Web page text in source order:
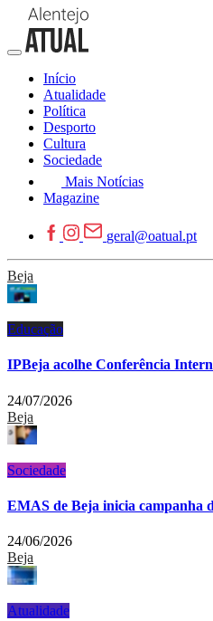
Início
Atualidade
Política
Desporto
Cultura
Sociedade
Mais Notícias
Magazine
geral@oatual.pt
Beja
Educação
IPBeja acolhe Conferência
24/07/2026
Beja
Sociedade
EMAS de Beja inicia campanha
24/06/2026
Beja
Atualidade